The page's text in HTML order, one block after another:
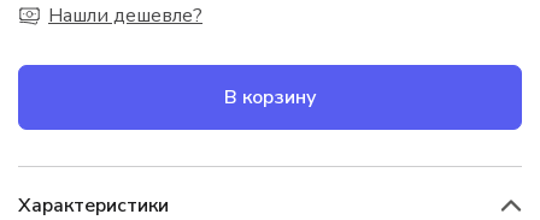
Нашли дешевле?
В корзину
Характеристики